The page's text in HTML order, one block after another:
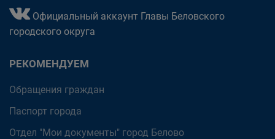
Официальный аккаунт Главы Беловского
городского округа
РЕКОМЕНДУЕМ
Обращения граждан
Паспорт города
Отдел "Мои документы" город Белово